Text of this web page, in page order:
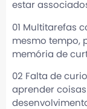
estar
01 Multitarefas
mesmo tempo,
memória de
02 Falta de
aprender